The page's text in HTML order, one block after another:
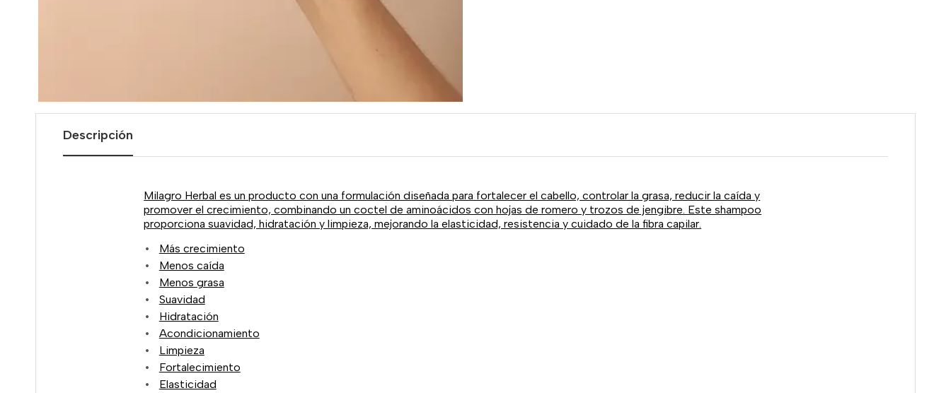
Descripción
Milagro Herbal es un producto con una formulación diseñada para fortalecer el cabello, controlar la grasa, reducir la caída y
promover el crecimiento, combinando un coctel de aminoácidos con hojas de romero y trozos de jengibre. Este shampoo
proporciona suavidad, hidratación y limpieza, mejorando la elasticidad, resistencia y cuidado de la fibra capilar.
Más crecimiento
Menos caída
Menos grasa
Suavidad
Hidratación
Acondicionamiento
Limpieza
Fortalecimiento
Elasticidad